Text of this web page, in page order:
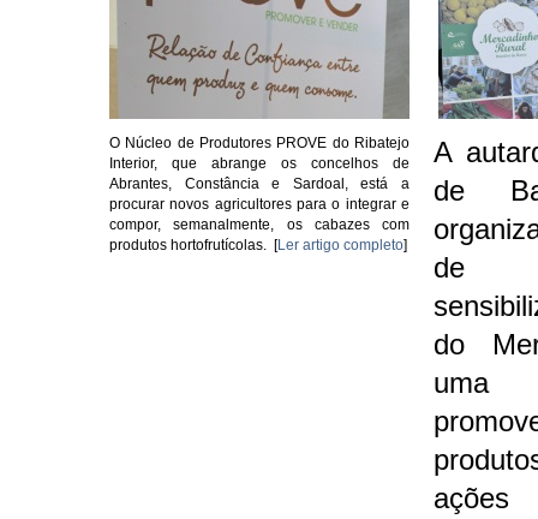
O Núcleo de Produtores PROVE do Ribatejo
Interior, que abrange os concelhos de
Abrantes, Constância e Sardoal, está a
procurar novos agricultores para o integrar e
compor, semanalmente, os cabazes com
produtos hortofrutícolas. [Ler artigo completo]
A
de
de
do
uma
ações